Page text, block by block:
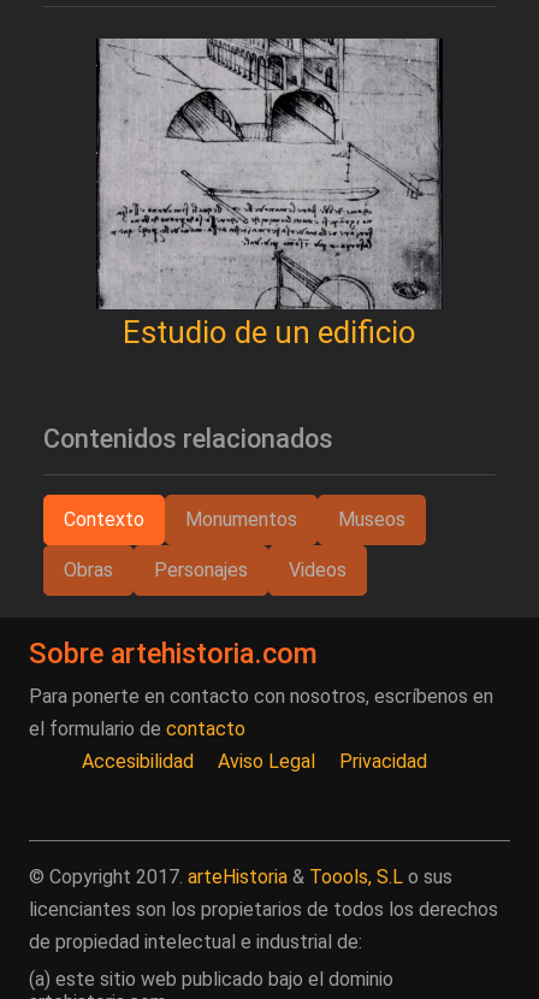
Estudio de un edificio
Contenidos relacionados
Contexto Monumentos Museos
Obras Personajes Videos
Sobre artehistoria.com
Para ponerte en contacto con nosotros, escríbenos en
el formulario de contacto
Accesibilidad
Aviso Legal Privacidad
© Copyright 2017. arteHistoria & Toools, S.L o sus
licenciantes son los propietarios de todos los derechos
de propiedad intelectual e industrial de:
(a) este sitio web publicado bajo el dominio